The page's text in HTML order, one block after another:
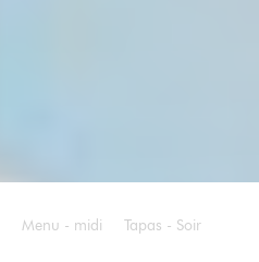
Menu - midi Tapas - Soir